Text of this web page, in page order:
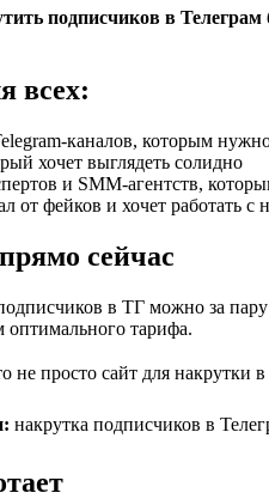
подписчиков в Телеграм
всех:
каналов, которым
хочет выглядеть солидно
и SMM-агентств,
от фейков и хочет работать
сейчас
подписчиков в ТГ можно за
тарифа.
не просто сайт для накрутки
накрутка подписчиков в